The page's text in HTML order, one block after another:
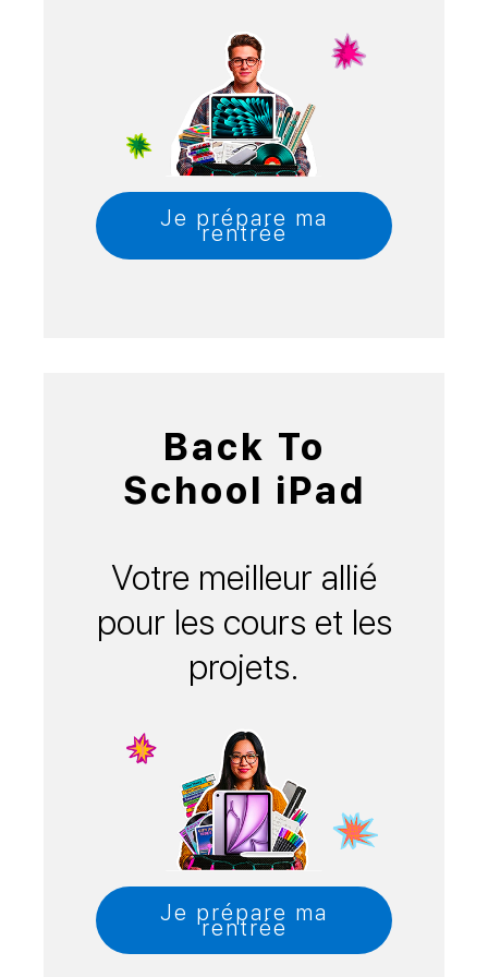
Je prépare ma
rentrée
Back To
School iPad
Votre meilleur allié
pour les cours et les
projets.
Je prépare ma
rentrée